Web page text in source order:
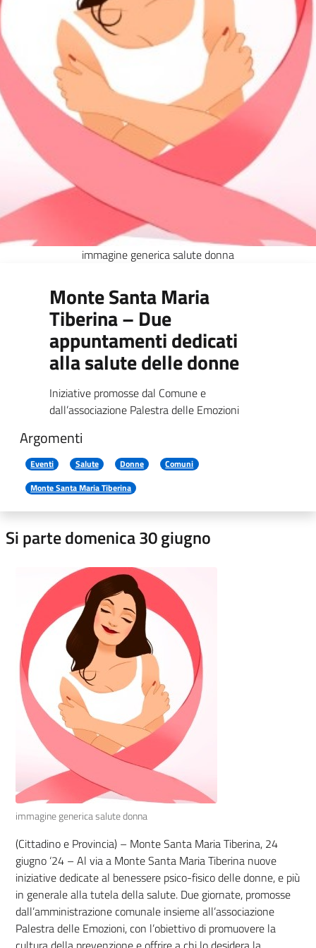
immagine generica salute donna
Monte Santa Maria
Tiberina – Due
appuntamenti dedicati
alla salute delle donne
Iniziative promosse dal Comune e
dall’associazione Palestra delle Emozioni
Argomenti
Eventi Salute Donne
Comuni
Monte Santa Maria Tiberina
Si parte domenica 30 giugno
immagine generica salute donna
(Cittadino e Provincia) – Monte Santa Maria Tiberina, 24
giugno ‘24 – Al via a Monte Santa Maria Tiberina nuove
iniziative dedicate al benessere psico-fisico delle donne, e più
in generale alla tutela della salute. Due giornate, promosse
dall’amministrazione comunale insieme all’associazione
Palestra delle Emozioni, con l’obiettivo di promuovere la